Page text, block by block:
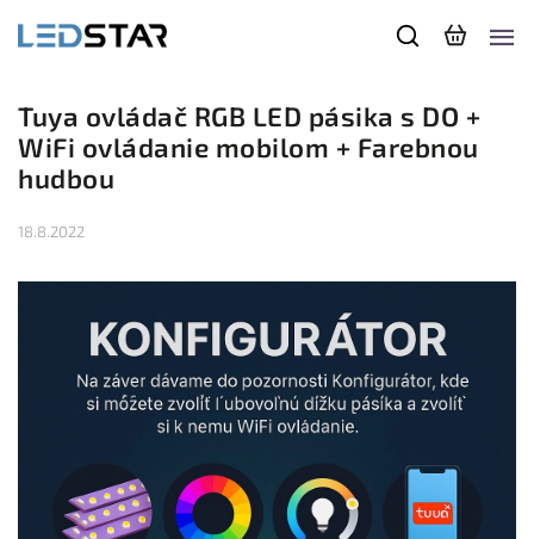
Tuya ovládač RGB LED pásika s DO +
WiFi ovládanie mobilom + Farebnou
hudbou
18.8.2022